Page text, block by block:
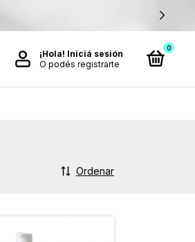
¡Hola! Iniciá sesión
O podés registrarte
0
Ordenar